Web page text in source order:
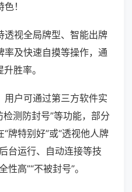
！
透视全局牌型、智能出牌
率及快速自摸等操作，通
胜率。
用户可通过第三方软件实
检测防封号”等功能，部分
牌特别好”或“透视他人牌
台运行、自动连接等技
高”“不被封号”。